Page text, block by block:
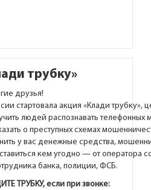
трубку»
друзья!
стартовала акция «Клади трубку»,
людей распознавать телефонных
о преступных схемах
у вас денежные средства,
кем угодно — от оператора
банка, полиции, ФСБ.
ТРУБКУ, если при звонке: